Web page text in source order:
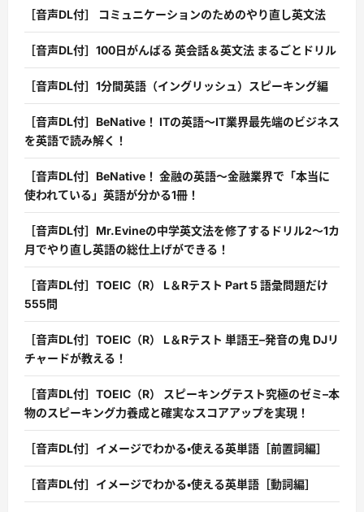
［音声DL付］ コミュニケーションのためのやり直し英文法
［音声DL付］100日がんばる 英会話＆英文法 まるごとドリル
［音声DL付］1分間英語（イングリッシュ）スピーキング編
［音声DL付］BeNative！ ITの英語〜IT業界最先端のビジネス
を英語で読み解く！
［音声DL付］BeNative！ 金融の英語〜金融業界で「本当に
使われている」英語が分かる1冊！
［音声DL付］Mr.Evineの中学英文法を修了するドリル2〜1カ
月でやり直し英語の総仕上げができる！
［音声DL付］TOEIC（R） L＆Rテスト Part 5 語彙問題だけ
555問
［音声DL付］TOEIC（R） L＆Rテスト 単語王–発音の鬼 DJリ
チャードが教える！
［音声DL付］TOEIC（R） スピーキングテスト究極のゼミ–本
物のスピーキング力養成と確実なスコアアップを実現！
［音声DL付］イメージでわかる・使える英単語［前置詞編］
［音声DL付］イメージでわかる・使える英単語［動詞編］